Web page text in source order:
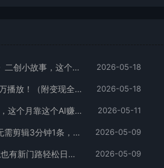
【夯爆了】在头条做《家长里短》二创小故事，这个月收益2w+ 2026-05-18
AI“暴躁老道”赛道，5条作品揽百万播放！（附变现全攻略） 2026-05-18
2026年AI一键生成，动漫转真人，这个月靠这个AI赚了2W+ 2026-05-11
最新AI一键生成影视解说视频，无需剪辑3分钟1条，条条爆款，多平台变现日入2000+ 2026-05-09
2026最新多多虚拟0.01玩法虚拟也有新门路轻松日入2500! 2026-05-09